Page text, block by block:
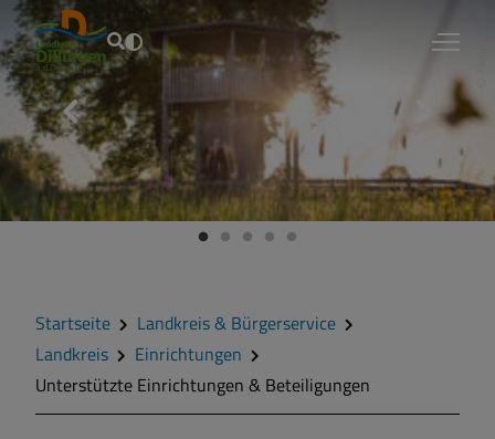
Landkreis
Fouad Vollmer
Startseite
Landkreis & Bürgerservice
Landkreis
Einrichtungen
Unterstützte Einrichtungen & Beteiligungen